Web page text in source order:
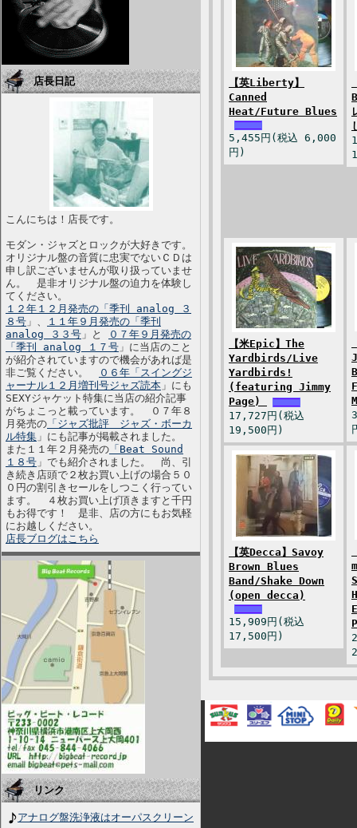
店長日記
こんにちは！店長です。
モダン・ジャズとロックが大好きです。
オリジナル盤の音質に忠実でないＣＤは
申し訳ございませんが取り扱っていませ
ん。 是非オリジナル盤の迫力を体験し
てください。
１２年１２月発売の「季刊 analog ３
８号 」、
１１年９月発売の「季刊
analog ３３号 」と
０７年９月発売の
「季刊 analog １７号 」に当店のこと
が紹介されていますので機会があれば是
非ご覧ください。
０６年「スイングジ
ャーナル１２月増刊号ジャズ読本 」にも
SEXYジャケット特集に当店の紹介記事
がちょこっと載っています。 ０７年８
月発売の 「ジャズ批評 ジャズ・ボーカ
ル特集 」にも記事が掲載されました。
また１１年２月発売の 「Beat Sound
１８号 」でも紹介されました。 尚、引
き続き店頭で２枚お買い上げの場合５０
０円の割引きセールをしつこく行ってい
ます。 ４枚お買い上げ頂きますと千円
もお得です！ 是非、店の方にもお気軽
にお越しください。
店長ブログはこちら
リンク
アナログ盤洗浄液はオーパスクリーン
【英Liberty】
Canned
Heat/Future Blues
5,455円(税込 6,000
円)
【米Epic】The
Yardbirds/Live
Yardbirds!
(featuring Jimmy
Page)
17,727円(税込
19,500円)
【英Decca】Savoy
Brown Blues
Band/Shake Down
(open decca)
15,909円(税込
17,500円)